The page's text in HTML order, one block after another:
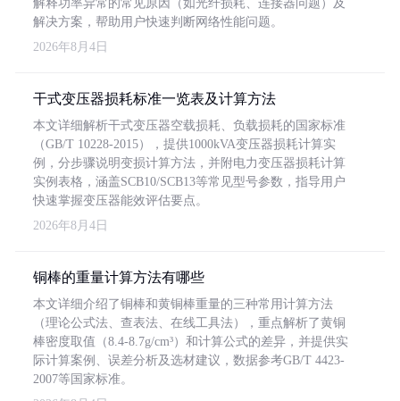
解释功率异常的常见原因（如光纤损耗、连接器问题）及
解决方案，帮助用户快速判断网络性能问题。
2026年8月4日
干式变压器损耗标准一览表及计算方法
本文详细解析干式变压器空载损耗、负载损耗的国家标准
（GB/T 10228-2015），提供1000kVA变压器损耗计算实
例，分步骤说明变损计算方法，并附电力变压器损耗计算
实例表格，涵盖SCB10/SCB13等常见型号参数，指导用户
快速掌握变压器能效评估要点。
2026年8月4日
铜棒的重量计算方法有哪些
本文详细介绍了铜棒和黄铜棒重量的三种常用计算方法
（理论公式法、查表法、在线工具法），重点解析了黄铜
棒密度取值（8.4-8.7g/cm³）和计算公式的差异，并提供实
际计算案例、误差分析及选材建议，数据参考GB/T 4423-
2007等国家标准。